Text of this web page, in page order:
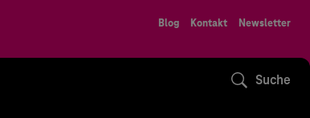
Blog Kontakt Newsletter
Suche